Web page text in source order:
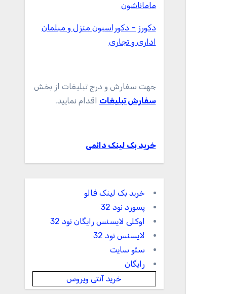
ماماناشون
دکورز – دکوراسیون منزل و مبلمان
اداری و تجاری
جهت سفارش و درج تبلیغات از بخش
سفارش تبلیغات اقدام نمایید.
خرید بک لینک دائمی
خرید بک لینک فالو
پسورد نود 32
اوکلی لایسنس رایگان نود 32
لایسنس نود 32
سئو سایت
رایگان
خرید آنتی ویروس